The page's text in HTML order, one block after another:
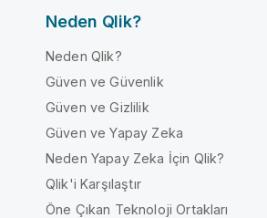
Neden Qlik?
Neden Qlik?
Güven ve Güvenlik
Güven ve Gizlilik
Güven ve Yapay Zeka
Neden Yapay Zeka İçin Qlik?
Qlik'i Karşılaştır
Öne Çıkan Teknoloji Ortakları